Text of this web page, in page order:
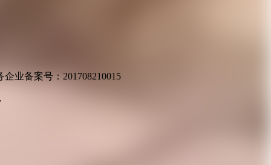
业备案号：201708210015